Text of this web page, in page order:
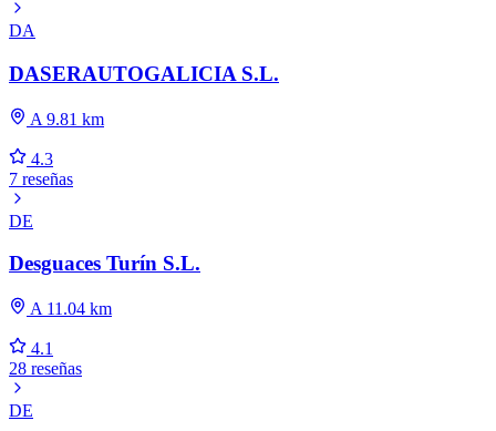
DA
DASERAUTOGALICIA S.L.
A 9.81 km
4.3
7 reseñas
DE
Desguaces Turín S.L.
A 11.04 km
4.1
28 reseñas
DE